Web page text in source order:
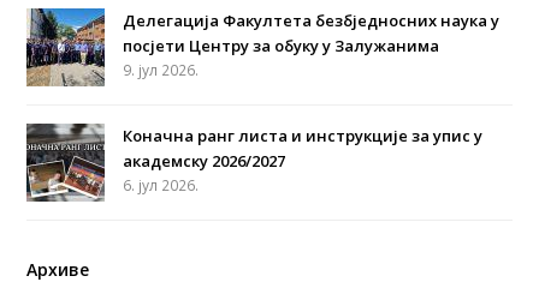
Делегација Факултета безбједносних наука у
посјети Центру за обуку у Залужанима
9. јул 2026.
Коначна ранг листа и инструкције за упис у
академску 2026/2027
6. јул 2026.
Архиве